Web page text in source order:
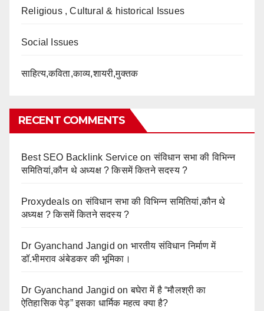
Religious , Cultural & historical Issues
Social Issues
साहित्य,कविता,काव्य,शायरी,मुक्तक
RECENT COMMENTS
Best SEO Backlink Service onसंविधान सभा की विभिन्न
समितियां,कौन थे अध्यक्ष ? किसमें कितने सदस्य ?
Proxydeals onसंविधान सभा की विभिन्न समितियां,कौन थे
अध्यक्ष ? किसमें कितने सदस्य ?
Dr Gyanchand Jangid on भारतीय संविधान निर्माण में
डॉ.भीमराव अंबेडकर की भूमिका।
Dr Gyanchand Jangid onबघेरा में है “मौलश्री का
ऐतिहासिक पेड़” इसका धार्मिक महत्व क्या है?